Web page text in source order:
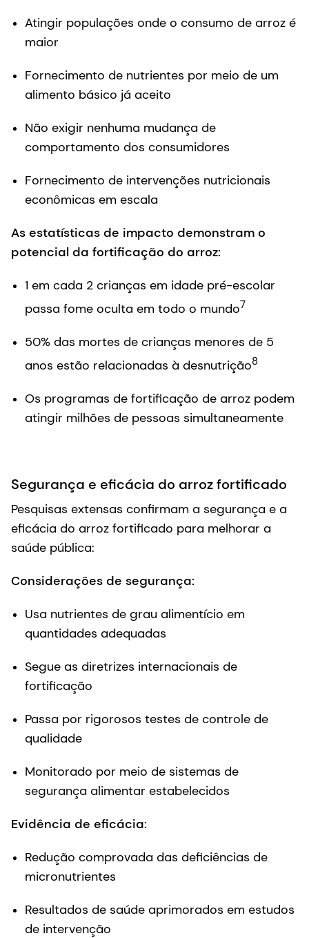
Atingir populações onde o consumo de arroz é
maior
Fornecimento de nutrientes por meio de um
alimento básico já aceito
Não exigir nenhuma mudança de
comportamento dos consumidores
Fornecimento de intervenções nutricionais
econômicas em escala
As estatísticas de impacto demonstram o
potencial da fortificação do arroz:
1 em cada 2 crianças em idade pré-escolar
passa fome oculta em todo o mundo7
50% das mortes de crianças menores de 5
anos estão relacionadas à desnutrição8
Os programas de fortificação de arroz podem
atingir milhões de pessoas simultaneamente
Segurança e eficácia do arroz fortificado
Pesquisas extensas confirmam a segurança e a
eficácia do arroz fortificado para melhorar a
saúde pública:
Considerações de segurança:
Usa nutrientes de grau alimentício em
quantidades adequadas
Segue as diretrizes internacionais de
fortificação
Passa por rigorosos testes de controle de
qualidade
Monitorado por meio de sistemas de
segurança alimentar estabelecidos
Evidência de eficácia:
Redução comprovada das deficiências de
micronutrientes
Resultados de saúde aprimorados em estudos
de intervenção